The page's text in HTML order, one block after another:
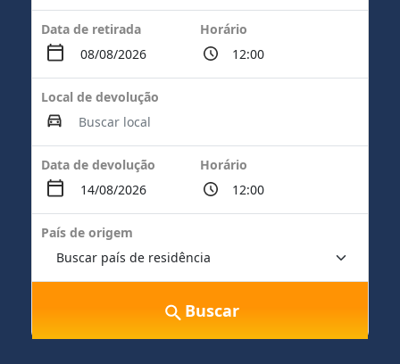
Data de retirada Horário
Local de devolução
Data de devolução Horário
País de origem
Buscar